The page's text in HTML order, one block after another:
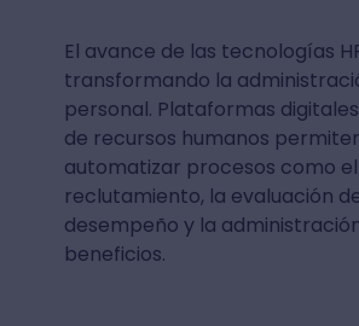
El avance de las tecnologías
transformando la
personal. Plataformas
de recursos humanos
automatizar procesos como el
reclutamiento, la evaluación
desempeño y la
beneficios.